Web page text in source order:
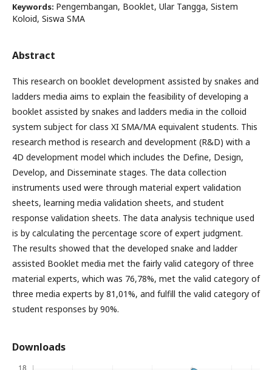
Keywords: Pengembangan, Booklet, Ular Tangga, Sistem
Koloid, Siswa SMA
Abstract
This research on booklet development assisted by snakes and
ladders media aims to explain the feasibility of developing a
booklet assisted by snakes and ladders media in the colloid
system subject for class XI SMA/MA equivalent students. This
research method is research and development (R&D) with a
4D development model which includes the Define, Design,
Develop, and Disseminate stages. The data collection
instruments used were through material expert validation
sheets, learning media validation sheets, and student
response validation sheets. The data analysis technique used
is by calculating the percentage score of expert judgment.
The results showed that the developed snake and ladder
assisted Booklet media met the fairly valid category of three
material experts, which was 76,78%, met the valid category of
three media experts by 81,01%, and fulfill the valid category of
student responses by 90%.
Downloads